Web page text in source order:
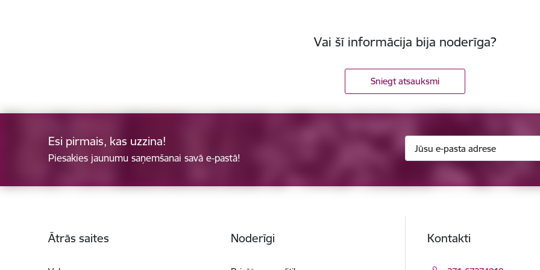
Vai šī informācija bija noderīga?
Sniegt atsauksmi
Esi pirmais, kas uzzina!
Piesakies jaunumu saņemšanai savā e-pastā!
Ātrās saites Noderīgi Kontakti